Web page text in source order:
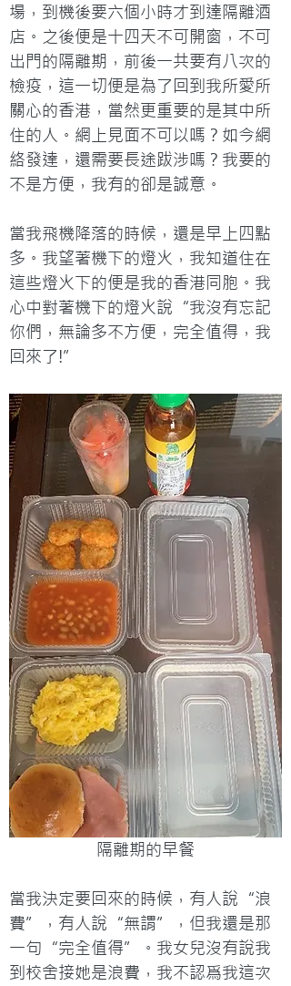
場，到機後要六個小時才到達隔離酒
店。之後便是十四天不可開窗，不可
出門的隔離期，前後一共要有八次的
檢疫，這一切便是為了回到我所愛所
關心的香港，當然更重要的是其中所
住的人。網上見面不可以嗎？如今網
絡發達，還需要長途跋涉嗎？我要的
不是方便，我有的卻是誠意。
當我飛機降落的時候，還是早上四點
多。我望著機下的燈火，我知道住在
這些燈火下的便是我的香港同胞。我
心中對著機下的燈火說“我沒有忘記
你們，無論多不方便，完全值得，我
回來了!”
隔離期的早餐
當我決定要回來的時候，有人說“浪
費”，有人說“無謂”，但我還是那
一句“完全值得”。我女兒沒有說我
到校舍接她是浪費，我不認爲我這次